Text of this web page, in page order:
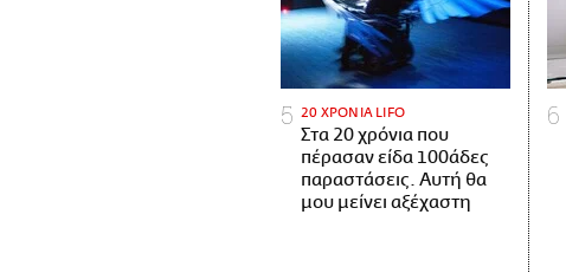
20 ΧΡΟΝΙΑ LIFO
Στα 20 χρόνια που
πέρασαν είδα 100άδες
παραστάσεις. Αυτή θα
μου μείνει αξέχαστη